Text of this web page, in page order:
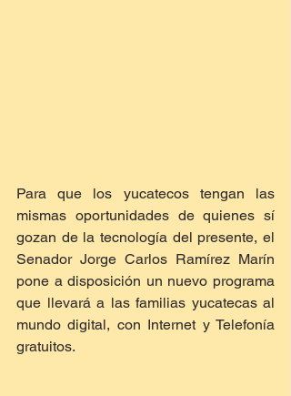
Para que los yucatecos tengan las
mismas oportunidades de quienes sí
gozan de la tecnología del presente, el
Senador Jorge Carlos Ramírez Marín
pone a disposición un nuevo programa
que llevará a las familias yucatecas al
mundo digital, con Internet y Telefonía
gratuitos.